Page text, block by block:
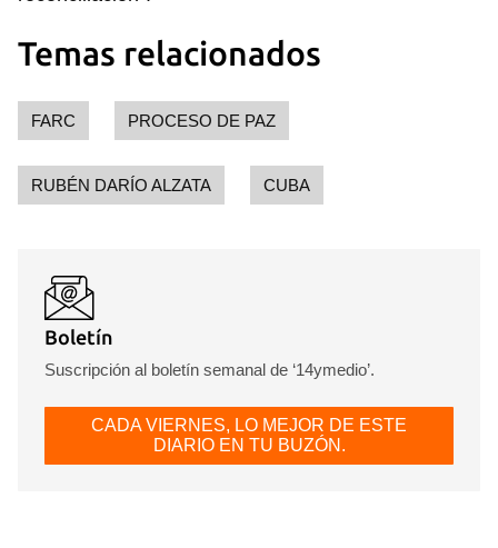
iniciar sesión con tu cuenta de 14ymedio.
Temas relacionados
FARC PROCESO DE PAZ
RUBÉN DARÍO ALZATA CUBA
Boletín
Suscripción al boletín semanal de ‘14ymedio’.
CADA VIERNES, LO MEJOR DE ESTE
DIARIO EN TU BUZÓN.